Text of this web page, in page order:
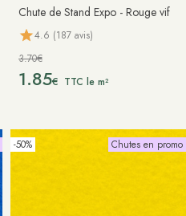
Chute de Stand Expo - Rouge vif
4.6 (187 avis)
3.70€
1.85€ TTC le m²
-50% Chutes en promo